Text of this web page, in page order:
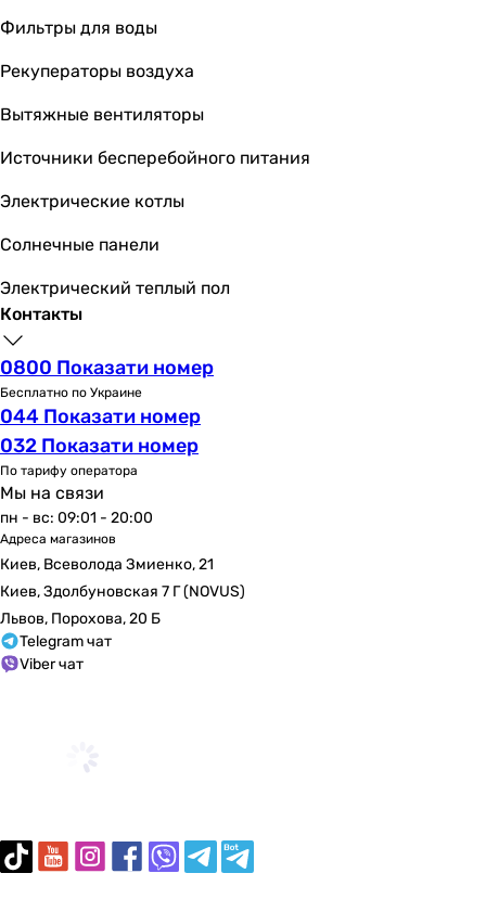
латунь
Производство
Германия
Германия
Германия
Китай
Таиланд
Германия
Германия
Диаметр подключения
3/8 ″
3/8 ″
3/8 ″
3/8 ″
3/8 ″
3/8 ″
3/8 ″
3/8 ″
3/8 ″
3/8 ″
BauLoop
BauEdge
Фильтры для воды
Рекуператоры воздуха
Вытяжные вентиляторы
Источники бесперебойного питания
Электрические котлы
Солнечные панели
Электрический теплый пол
Контакты
0800 Показати номер
Бесплатно по Украине
044 Показати номер
032 Показати номер
По тарифу оператора
Мы на связи
пн - вс: 09:01 - 20:00
Адреса магазинов
Киев, Всеволода Змиенко, 21
Киев, Здолбуновская 7 Г (NOVUS)
Львов, Порохова, 20 Б
Telegram чат
Viber чат